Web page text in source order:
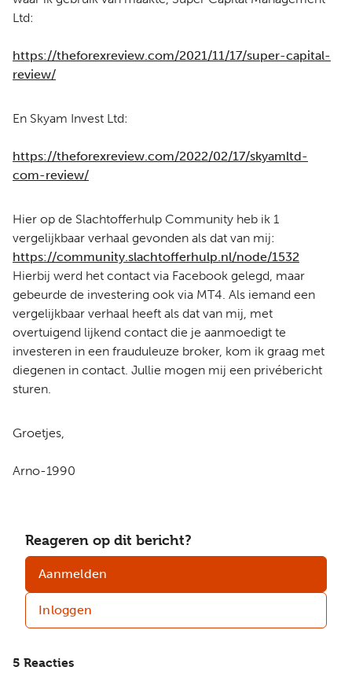
Ltd:
https://theforexreview.com/2021/11/17/super-capital-
review/
En Skyam Invest Ltd:
https://theforexreview.com/2022/02/17/skyamltd-
com-review/
Hier op de Slachtofferhulp Community heb ik 1
vergelijkbaar verhaal gevonden als dat van mij:
https://community.slachtofferhulp.nl/node/1532
Hierbij werd het contact via Facebook gelegd, maar
gebeurde de investering ook via MT4. Als iemand een
vergelijkbaar verhaal heeft als dat van mij, met
overtuigend lijkend contact die je aanmoedigt te
investeren in een frauduleuze broker, kom ik graag met
diegenen in contact. Jullie mogen mij een privébericht
sturen.
Groetjes,
Arno-1990
Reageren op dit bericht?
Aanmelden
Inloggen
5 Reacties